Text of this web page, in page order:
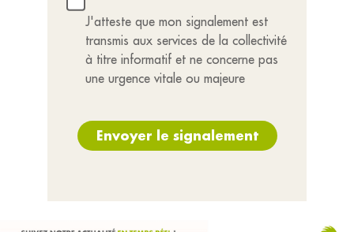
J'atteste que mon signalement est
transmis aux services de la collectivité
à titre informatif et ne concerne pas
une urgence vitale ou majeure
Envoyer le signalement